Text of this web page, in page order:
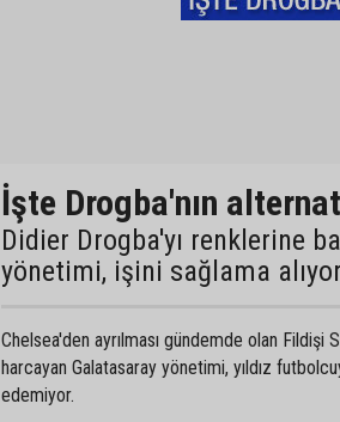
İşte Drogba'nın
Didier Drogba'yı renklerine
yönetimi, işini sağlama
Chelsea'den ayrılması gündemde olan
harcayan Galatasaray yönetimi, yıldız
edemiyor.